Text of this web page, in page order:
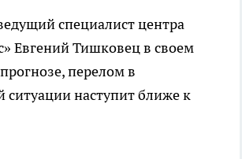
специалист центра
Евгений Тишковец в своем
перелом в
ситуации наступит ближе к